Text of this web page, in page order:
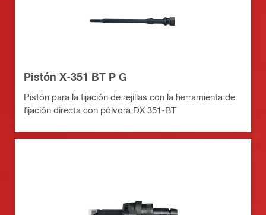
Pistón X-351 BT P G
Pistón para la fijación de rejillas con la herramienta de
fijación directa con pólvora DX 351-BT